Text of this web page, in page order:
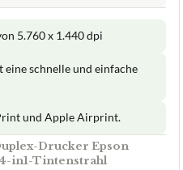
5.760 x 1.440 dpi
schnelle und einfache
und Apple Airprint.
Drucker Epson
in1-Tintenstrahl